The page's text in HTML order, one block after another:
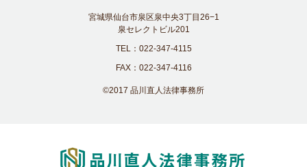
宮城県仙台市泉区泉中央3丁目26−1
泉セレクトビル201
TEL：022-347-4115
FAX：022-347-4116
©2017 品川直人法律事務所